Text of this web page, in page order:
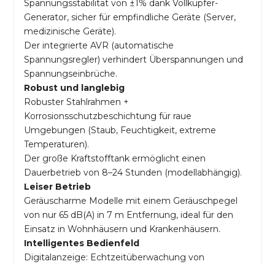
Spannungsstabilität von ±1% dank Vollkupfer-
Generator, sicher für empfindliche Geräte (Server,
medizinische Geräte).
Der integrierte AVR (automatische
Spannungsregler) verhindert Überspannungen und
Spannungseinbrüche.
Robust und langlebig
Robuster Stahlrahmen +
Korrosionsschutzbeschichtung für raue
Umgebungen (Staub, Feuchtigkeit, extreme
Temperaturen).
Der große Kraftstofftank ermöglicht einen
Dauerbetrieb von 8–24 Stunden (modellabhängig).
Leiser Betrieb
Geräuscharme Modelle mit einem Geräuschpegel
von nur 65 dB(A) in 7 m Entfernung, ideal für den
Einsatz in Wohnhäusern und Krankenhäusern.
Intelligentes Bedienfeld
Digitalanzeige: Echtzeitüberwachung von